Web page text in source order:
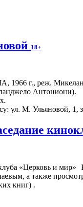
18+
Антониони).
ул. М. Ульяновой, 1,
а также
книг) .